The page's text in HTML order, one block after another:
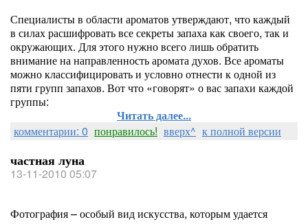
Специалисты в области ароматов утверждают, что каждый
в силах расшифровать все секреты запаха как своего, так и
окружающих. Для этого нужно всего лишь обратить
внимание на направленность аромата духов. Все ароматы
можно классифицировать и условно отнести к одной из
пяти групп запахов. Вот что «говорят» о вас запахи каждой
группы:
Читать далее...
комментарии: 0 понравилось! вверх^ к полной версии
частная луна
13-11-2010 05:07
Фотография – особый вид искусства, которым удается